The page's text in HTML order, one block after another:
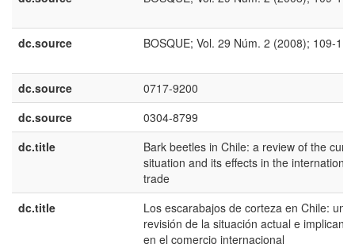
dc.source BOSQUE; Vol. 29 Núm. 2 (2008); 109-114
dc.source
0717-9200
dc.source
0304-8799
dc.title
Bark beetles in Chile: a review of the
situation and its effects in the international
trade
dc.title
Los escarabajos de corteza en Chile: una
revisión de la situación actual e
en el comercio internacional